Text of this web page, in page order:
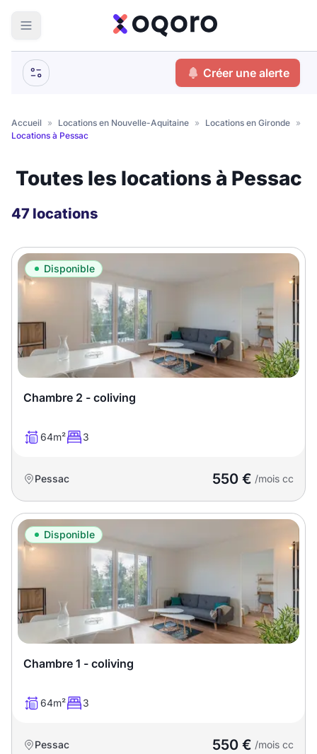
Votre
Que recherchez-vous ?
Logement entier
Colocation
Meublé ?
Meublé Non meublé
Montant du loyer
Nombre de pièces
Studio T1 T1 bis
T2 T3 T4
T6 T8 T9
T10 T11 T12
T14 T15
T16
Superficie
recherche
Créer une alerte
Accueil » Locations en Nouvelle-Aquitaine » Locations en Gironde »
Locations à Pessac
Toutes les locations à Pessac
47 locations
Disponible
Chambre 2 - coliving
64m² 3
Pessac 550 € /mois cc
Disponible
Chambre 1 - coliving
64m² 3
Pessac 550 € /mois cc